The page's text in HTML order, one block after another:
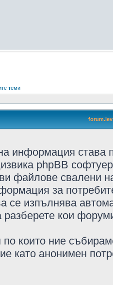
теми
информация става
phpBB
файлове свалени
за
се изпълнява
разберете кои
по които ние
като анонимен